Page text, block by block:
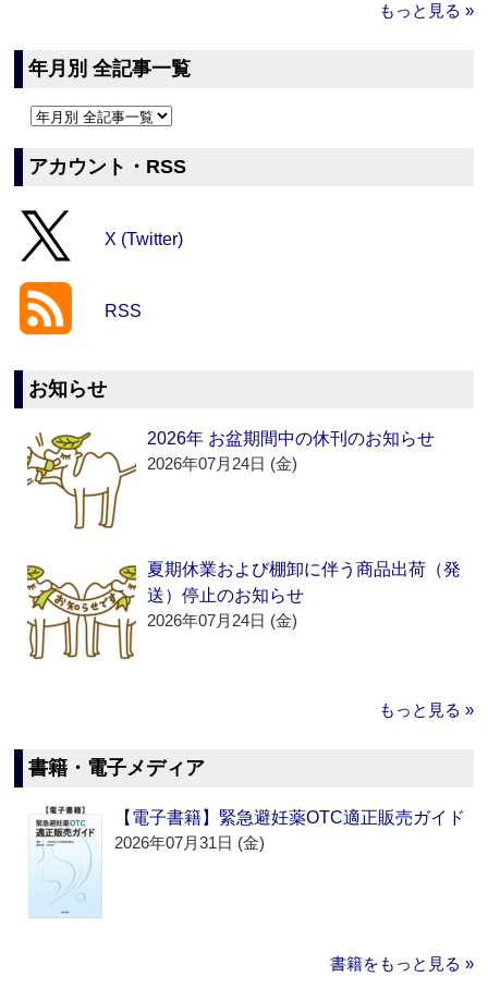
もっと見る »
年月別 全記事一覧
アカウント・RSS
X (Twitter)
RSS
お知らせ
2026年 お盆期間中の休刊のお知らせ
2026年07月24日 (金)
夏期休業および棚卸に伴う商品出荷（発
送）停止のお知らせ
2026年07月24日 (金)
もっと見る »
書籍・電子メディア
【電子書籍】緊急避妊薬OTC適正販売ガイド
2026年07月31日 (金)
書籍をもっと見る »